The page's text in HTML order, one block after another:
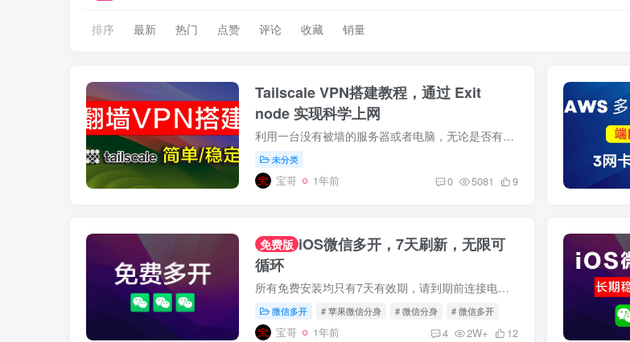
排序 最新 热门 点赞 评论 收藏 销量
Tailscale VPN搭建教程，通过 Exit
node 实现科学上网
利用一台没有被墙的服务器或者电脑，无论是否有公网IP，都可以作为外部节点实现其他电脑科学上网。 完整视频教程在YouTube：https://youtu.be/Mj2VDIugcd0 第一步：白嫖一个境外服务器 有一张Vi...
未分类
宝哥 1年前 0 5081 9
免费版 iOS微信多开，7天刷新，无限可
循环
所有免费安装均只有7天有效期，请到期前连接电脑刷新重装。欢迎老板定制长期稳定版，功能更多，一键安装更简单。 点击下方链接查看详细视频： Altstore安装详细教程【Windows版本】 Altstore安...
微信多开 # 苹果微信分身 # 微信分身 # 微信多开
宝哥 1年前 4 2W+ 12